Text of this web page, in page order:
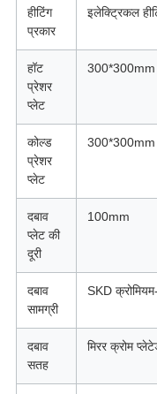
हीटिंग
प्रकार
इलेक्ट्रिकल
हॉट
प्रेशर
प्लेट
300*300mm
कोल्ड
प्रेशर
प्लेट
300*300mm
दबाव
प्लेट की
दूरी
100mm
दबाव
सामग्री
SKD
दबाव
सतह
मिरर क्रोम